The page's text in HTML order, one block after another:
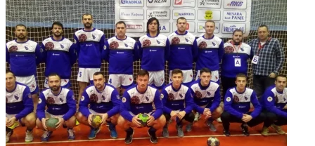
Derbi u Rogatici